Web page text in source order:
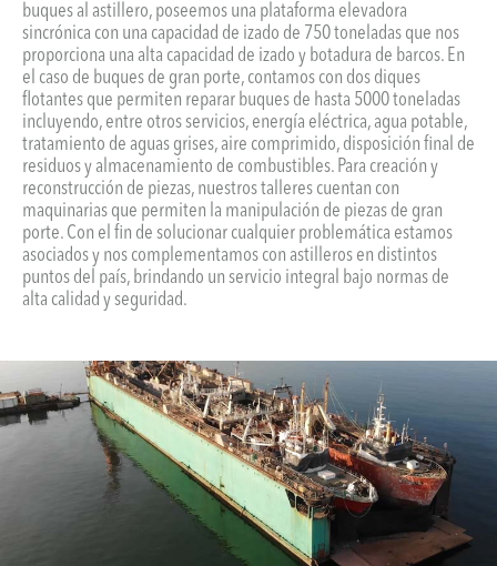
buques al astillero, poseemos una plataforma elevadora
sincrónica con una capacidad de izado de 750 toneladas que nos
proporciona una alta capacidad de izado y botadura de barcos. En
el caso de buques de gran porte, contamos con dos diques
flotantes que permiten reparar buques de hasta 5000 toneladas
incluyendo, entre otros servicios, energía eléctrica, agua potable,
tratamiento de aguas grises, aire comprimido, disposición final de
residuos y almacenamiento de combustibles. Para creación y
reconstrucción de piezas, nuestros talleres cuentan con
maquinarias que permiten la manipulación de piezas de gran
porte. Con el fin de solucionar cualquier problemática estamos
asociados y nos complementamos con astilleros en distintos
puntos del país, brindando un servicio integral bajo normas de
alta calidad y seguridad.